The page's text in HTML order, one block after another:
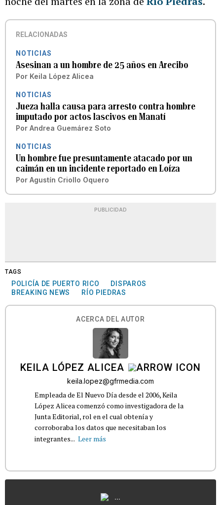
RELACIONADAS
NOTICIAS
Asesinan a un hombre de 25 años en Arecibo
Por Keila López Alicea
NOTICIAS
Jueza halla causa para arresto contra hombre
imputado por actos lascivos en Manatí
Por Andrea Guemárez Soto
NOTICIAS
Un hombre fue presuntamente atacado por un
caimán en un incidente reportado en Loíza
Por Agustín Criollo Oquero
PUBLICIDAD
TAGS
POLICÍA DE PUERTO RICO
DISPAROS
BREAKING NEWS
RÍO PIEDRAS
ACERCA DEL AUTOR
KEILA LÓPEZ ALICEA
keila.lopez@gfrmedia.com
Empleada de El Nuevo Día desde el 2006, Keila
López Alicea comenzó como investigadora de la
Junta Editorial, rol en el cual obtenía y
corroboraba los datos que necesitaban los
integrantes... Leer más
...